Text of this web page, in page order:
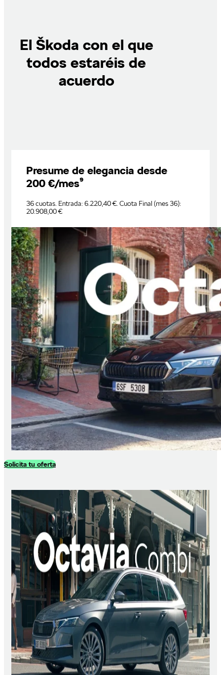
El Škoda con el que
todos estaréis de
acuerdo
Presume de elegancia desde
200 €/mes⁹
36 cuotas. Entrada: 6.220,40 €. Cuota Final (mes 36):
20.908,00 €
Solicita tu oferta